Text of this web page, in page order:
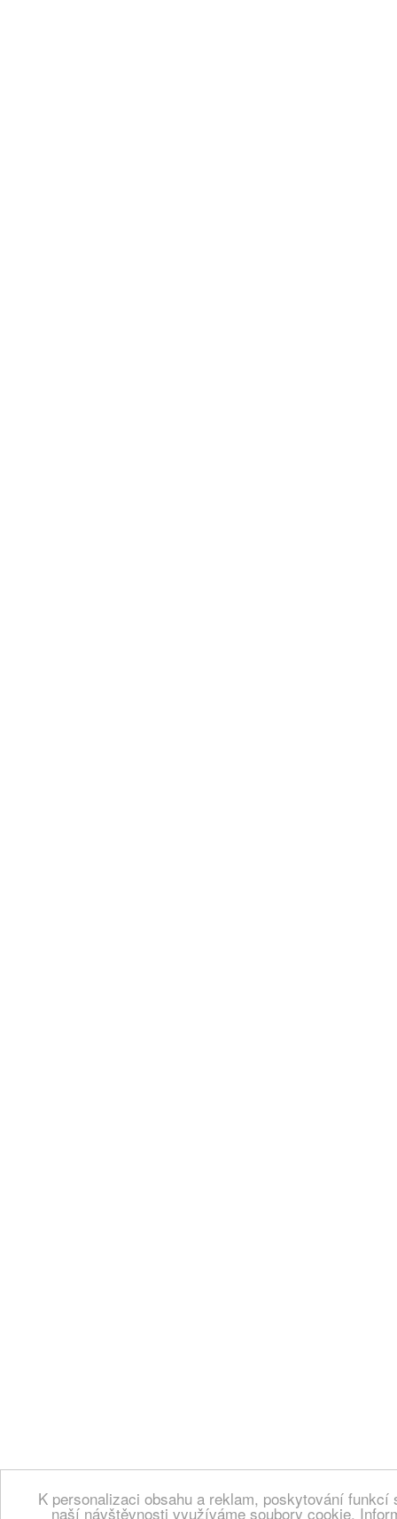
K personalizaci obsahu a reklam, poskytování
naší návštěvnosti využíváme soubory cookie.